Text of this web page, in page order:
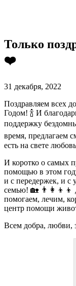
Только
❤️‍
31 декабря, 2022
Поздравляем всех
Годом! 🍾 И
поддержку
время, предлагаем
есть на свете
И коротко о самых
помощью в этом
и с передержек, и
семью! 🏡 👨‍👩‍👦‍👦
помогаем, лечим,
центр помощи
Всем добра, любви,